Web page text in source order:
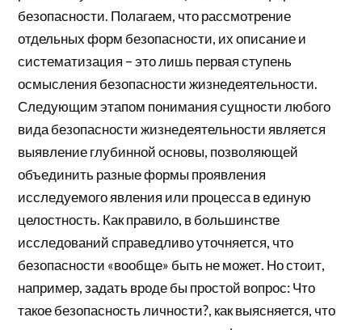
безопасности. Полагаем, что рассмотрение
отдельных форм безопасности, их описание и
систематизация – это лишь первая ступень
осмысления безопасности жизнедеятельности.
Следующим этапом понимания сущности любого
вида безопасности жизнедеятельности является
выявление глубинной основы, позволяющей
объединить разные формы проявления
исследуемого явления или процесса в единую
целостность. Как правило, в большинстве
исследований справедливо уточняется, что
безопасности «вообще» быть не может. Но стоит,
например, задать вроде бы простой вопрос: Что
такое безопасность личности?, как выясняется, что